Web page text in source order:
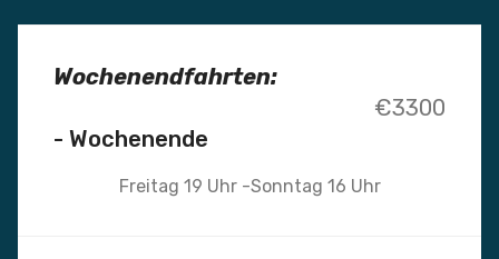
Wochenendfahrten:
- Wochenende
€3300
Freitag 19 Uhr -Sonntag 16 Uhr